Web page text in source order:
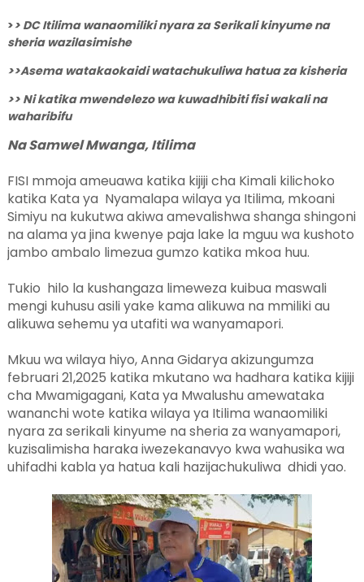
>> DC Itilima wanaomiliki nyara za Serikali kinyume na
sheria wazilasimishe
>>Asema watakaokaidi watachukuliwa hatua za kisheria
>> Ni katika mwendelezo wa kuwadhibiti fisi wakali na
waharibifu
Na Samwel Mwanga, Itilima
FISI mmoja ameuawa katika kijiji cha Kimali kilichoko
katika Kata ya Nyamalapa wilaya ya Itilima, mkoani
Simiyu na kukutwa akiwa amevalishwa shanga shingoni
na alama ya jina kwenye paja lake la mguu wa kushoto
jambo ambalo limezua gumzo katika mkoa huu.
Tukio hilo la kushangaza limeweza kuibua maswali
mengi kuhusu asili yake kama alikuwa na mmiliki au
alikuwa sehemu ya utafiti wa wanyamapori.
Mkuu wa wilaya hiyo, Anna Gidarya akizungumza
februari 21,2025 katika mkutano wa hadhara katika kijiji
cha Mwamigagani, Kata ya Mwalushu amewataka
wananchi wote katika wilaya ya Itilima wanaomiliki
nyara za serikali kinyume na sheria za wanyamapori,
kuzisalimisha haraka iwezekanavyo kwa wahusika wa
uhifadhi kabla ya hatua kali hazijachukuliwa dhidi yao.